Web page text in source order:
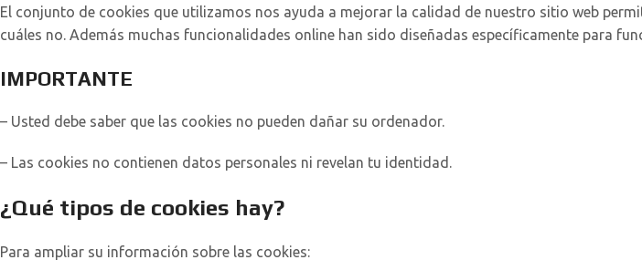
El conjunto de cookies que utilizamos nos ayuda a mejorar la calidad de nuestro sitio web
cuáles no. Además muchas funcionalidades online han sido diseñadas específicamente para
IMPORTANTE
– Usted debe saber que las cookies no pueden dañar su ordenador.
– Las cookies no contienen datos personales ni revelan tu identidad.
¿Qué tipos de cookies hay?
Para ampliar su información sobre las cookies: